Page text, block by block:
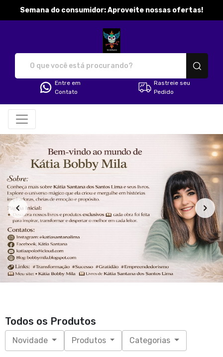
Semana do consumidor: Aproveite nossas ofertas!
Entre em
Contato
Rastreie seu
Pedido
Todos os Produtos
Novidade Produtos Categorias